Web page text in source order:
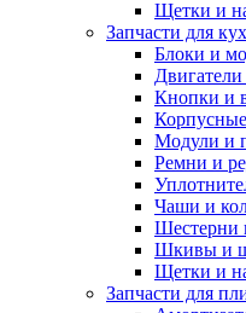
Щетки и
Запчасти для
Блоки и
Кнопки и
Модули и
Ремни и
Чаши и
Шестерни
Шкивы и
Щетки и
Запчасти для